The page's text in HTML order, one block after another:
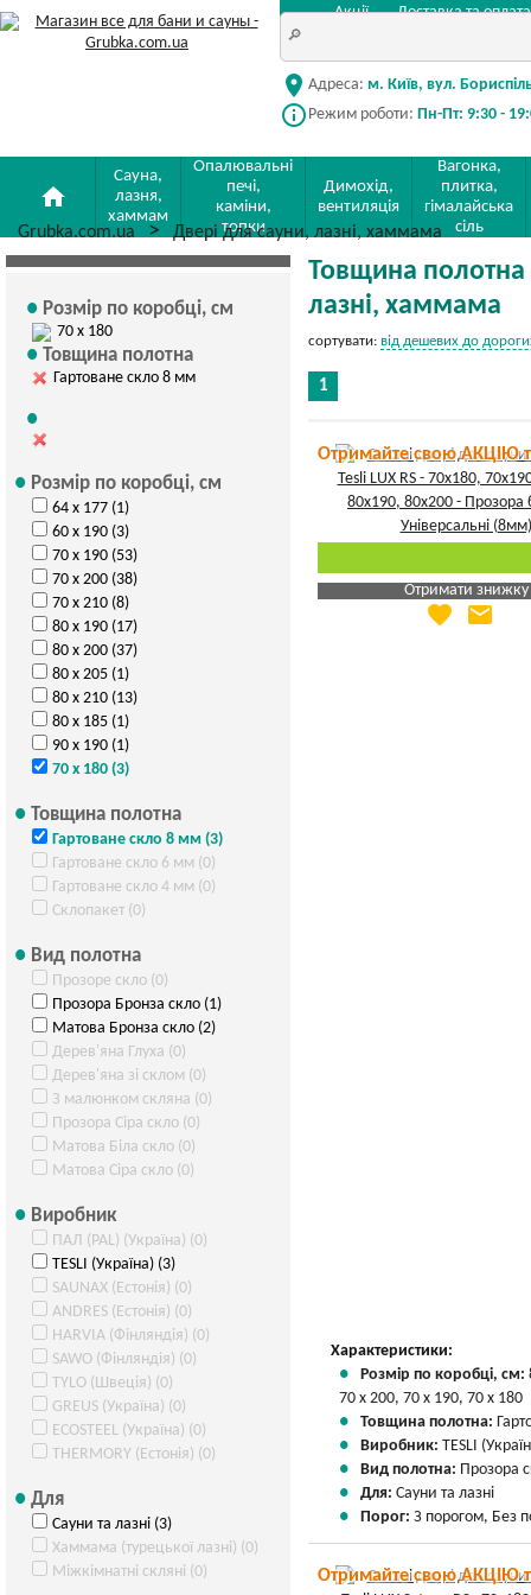
Акції Доставка та оплата
location_on Адреса: м. Київ, вул.
info_outline Режим роботи: Пн-Пт: 9:30 -
home
Сауна,
лазня,
хаммам
Опалювальні
печі,
каміни,
топки
Димохід,
вентиляція
Вагонка,
плитка,
гімалайська
сіль
Grubka.com.ua Двері для сауни, лазні, хаммама
Розмір по коробці, см
70 х 180
Товщина полотна
Гартоване скло 8 мм
Розмір по коробці, см
64 х 177 (1)
60 х 190 (3)
70 х 190 (53)
70 х 200 (38)
70 х 210 (8)
80 х 190 (17)
80 х 200 (37)
80 х 205 (1)
80 х 210 (13)
80 х 185 (1)
90 х 190 (1)
70 х 180 (3)
Товщина полотна
Гартоване скло 8 мм (3)
Гартоване скло 6 мм (0)
Гартоване скло 4 мм (0)
Склопакет (0)
Вид полотна
Прозоре скло (0)
Прозора Бронза скло (1)
Матова Бронза скло (2)
Дерев'яна Глуха (0)
Дерев'яна зі склом (0)
З малюнком скляна (0)
Прозора Сіра скло (0)
Матова Біла скло (0)
Матова Сіра скло (0)
Виробник
ПАЛ (PAL) (Україна) (0)
TESLI (Україна) (3)
SAUNAX (Естонія) (0)
ANDRES (Естонія) (0)
HARVIA (Фінляндія) (0)
SAWO (Фінляндія) (0)
TYLO (Швеція) (0)
GREUS (Україна) (0)
ECOSTEEL (Україна) (0)
THERMORY (Естонія) (0)
Для
Сауни та лазні (3)
Хаммама (турецької лазні) (0)
Міжкімнатні скляні (0)
Товщина полотна
лазні, хаммама
сортувати: від дешевих до
1
Отримайте свою АКЦІЮ
Отримати знижку
Яка Ваша ціна
favorite email
Характеристики:
Розмір по коробці, см:
70 х 200, 70 х 190, 70 х 180
Товщина полотна:
Виробник: TESLI
Вид полотна: Прозора
Для: Сауни та лазні
Порог: З порогом, Без
Отримайте свою АКЦІЮ